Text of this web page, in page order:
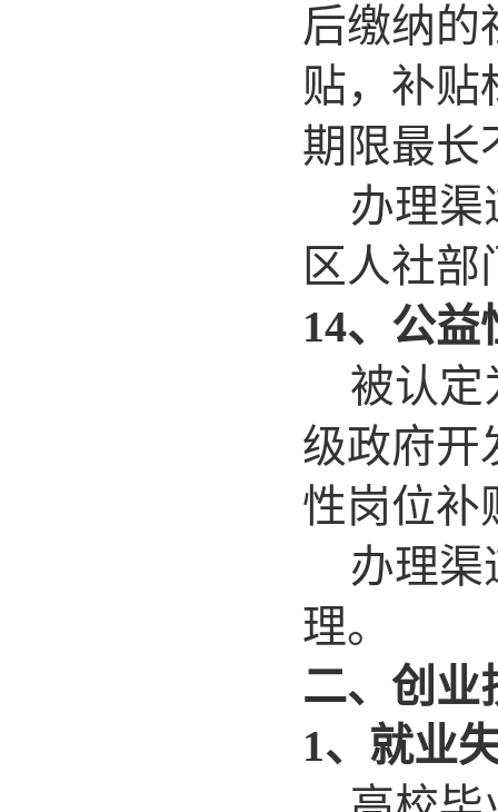
后缴纳的
贴，补贴
期限最长
办理渠
区人社部
14、公益
被认
级政府开
性岗位补
办理渠
理。
二、创业
1、就业